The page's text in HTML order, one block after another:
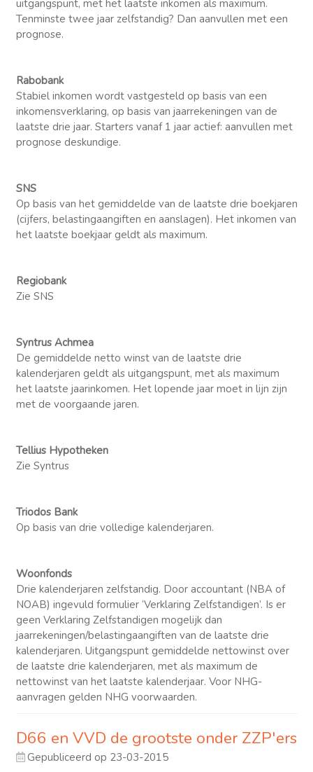
uitgangspunt, met het laatste inkomen als maximum.
Tenminste twee jaar zelfstandig? Dan aanvullen met een
prognose.
Rabobank
Stabiel inkomen wordt vastgesteld op basis van een
inkomensverklaring, op basis van jaarrekeningen van de
laatste drie jaar. Starters vanaf 1 jaar actief: aanvullen met
prognose deskundige.
SNS
Op basis van het gemiddelde van de laatste drie boekjaren
(cijfers, belastingaangiften en aanslagen). Het inkomen van
het laatste boekjaar geldt als maximum.
Regiobank
Zie SNS
Syntrus Achmea
De gemiddelde netto winst van de laatste drie
kalenderjaren geldt als uitgangspunt, met als maximum
het laatste jaarinkomen. Het lopende jaar moet in lijn zijn
met de voorgaande jaren.
Tellius Hypotheken
Zie Syntrus
Triodos Bank
Op basis van drie volledige kalenderjaren.
Woonfonds
Drie kalenderjaren zelfstandig. Door accountant (NBA of
NOAB) ingevuld formulier ‘Verklaring Zelfstandigen’. Is er
geen Verklaring Zelfstandigen mogelijk dan
jaarrekeningen/belastingaangiften van de laatste drie
kalenderjaren. Uitgangspunt gemiddelde nettowinst over
de laatste drie kalenderjaren, met als maximum de
nettowinst van het laatste kalenderjaar. Voor NHG-
aanvragen gelden NHG voorwaarden.
D66 en VVD de grootste onder ZZP'ers
Gepubliceerd op 23-03-2015